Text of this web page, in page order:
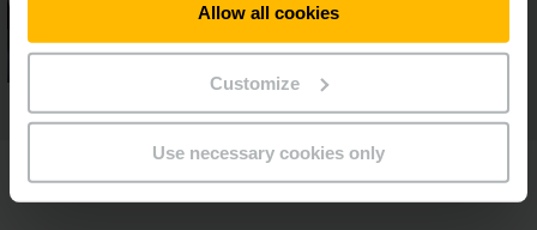
Allow all cookies
Customize
Use necessary cookies only